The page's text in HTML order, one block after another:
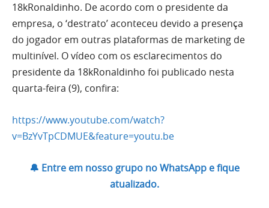
18kRonaldinho. De acordo com o presidente da
empresa, o ‘destrato’ aconteceu devido a presença
do jogador em outras plataformas de marketing de
multinível. O vídeo com os esclarecimentos do
presidente da 18kRonaldinho foi publicado nesta
quarta-feira (9), confira:
https://www.youtube.com/watch?
v=BzYvTpCDMUE&feature=youtu.be
🔔 Entre em nosso grupo no WhatsApp e fique
atualizado.